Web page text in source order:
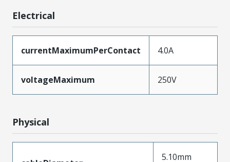
Electrical
currentMaximumPerContact 4.0A
voltageMaximum 250V
Physical
5.10mm